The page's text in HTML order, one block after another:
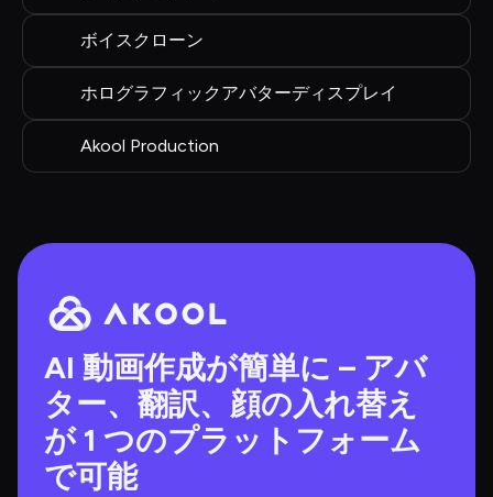
ボイスクローン
ホログラフィックアバターディスプレイ
Akool Production
AI 動画作成が簡単に – アバ
ター、翻訳、顔の入れ替え
が 1 つのプラットフォーム
で可能